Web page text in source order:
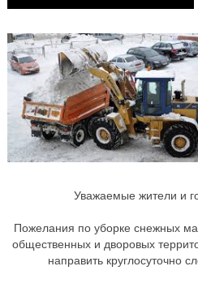
Уважаемые жители и
Пожелания по уборке снежных
общественных и дворовых
направить круглосуточно